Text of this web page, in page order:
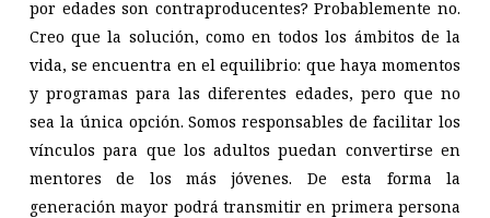
por edades son contraproducentes? Probablemente no.
Creo que la solución, como en todos los ámbitos de la
vida, se encuentra en el equilibrio: que haya momentos
y programas para las diferentes edades, pero que no
sea la única opción. Somos responsables de facilitar los
vínculos para que los adultos puedan convertirse en
mentores de los más jóvenes. De esta forma la
generación mayor podrá transmitir en primera persona